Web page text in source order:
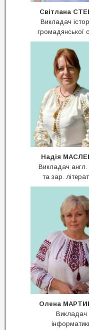
Світлана
Викладач
громадянської
Надія
Викладач англ.
та зар.
Олена
Викладач